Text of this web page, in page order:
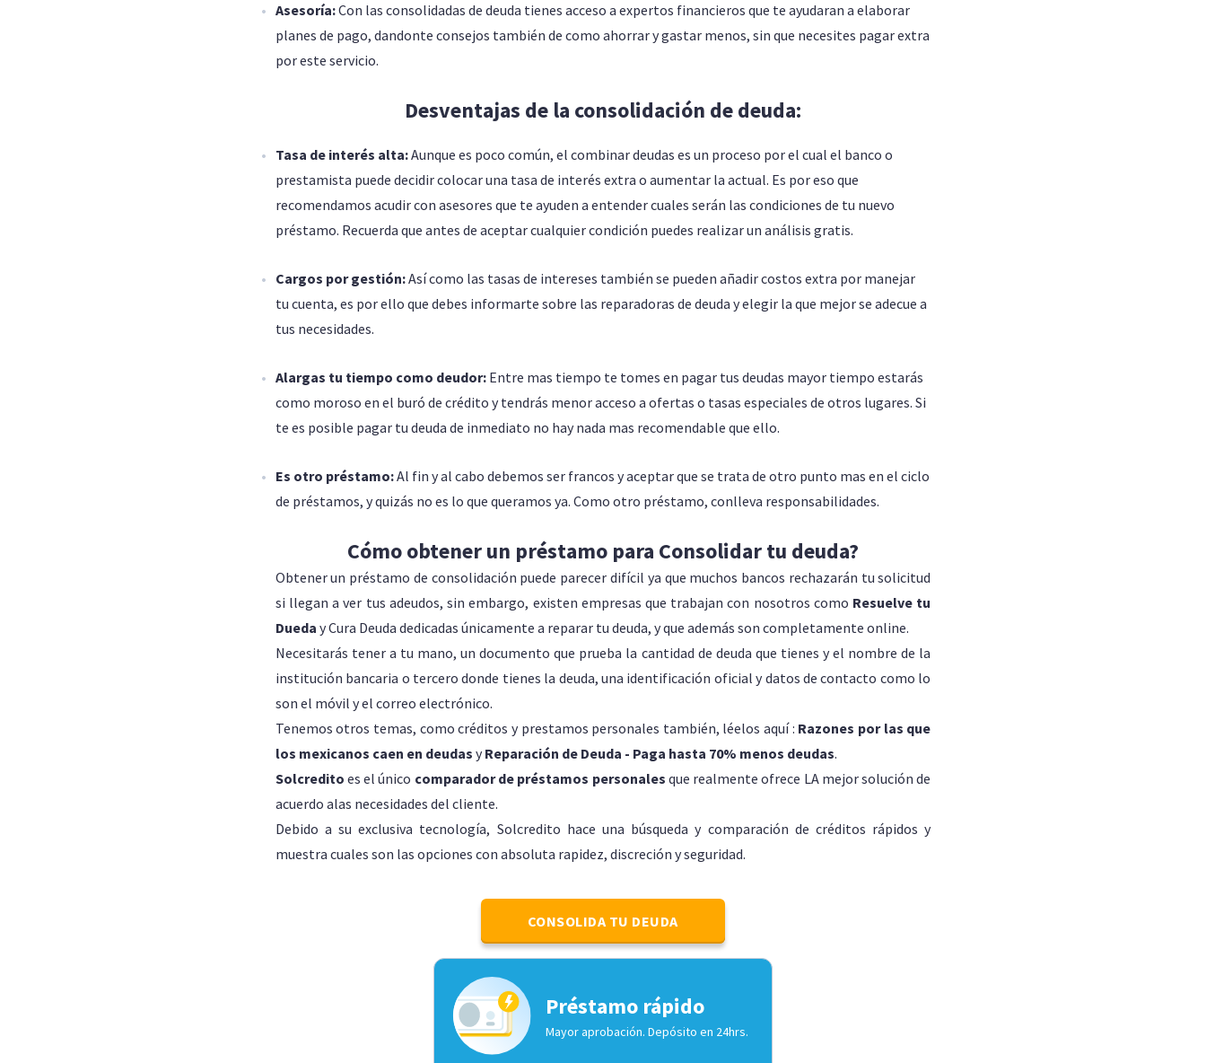
Asesoría:Con las consolidadas de deuda tienes acceso a expertos financieros que te ayudaran a elaborar
planes de pago, dandonte consejos también de como ahorrar y gastar menos, sin que necesites pagar extra
por este servicio.
Desventajas de la consolidación de deuda:
Tasa de interés alta:Aunque es poco común, el combinar deudas es un proceso por el cual el banco o
prestamista puede decidir colocar una tasa de interés extra o aumentar la actual. Es por eso que
recomendamos acudir con asesores que te ayuden a entender cuales serán las condiciones de tu nuevo
préstamo. Recuerda que antes de aceptar cualquier condición puedes realizar un análisis gratis.
Cargos por gestión:Así como las tasas de intereses también se pueden añadir costos extra por manejar
tu cuenta, es por ello que debes informarte sobre las reparadoras de deuda y elegir la que mejor se adecue a
tus necesidades.
Alargas tu tiempo como deudor: Entre mas tiempo te tomes en pagar tus deudas mayor tiempo estarás
como moroso en el buró de crédito y tendrás menor acceso a ofertas o tasas especiales de otros lugares. Si
te es posible pagar tu deuda de inmediato no hay nada mas recomendable que ello.
Es otro préstamo:Al fin y al cabo debemos ser francos y aceptar que se trata de otro punto mas en el ciclo
de préstamos, y quizás no es lo que queramos ya. Como otro préstamo, conlleva responsabilidades.
Cómo obtener un préstamo para Consolidar tu deuda?
Obtener un préstamo de consolidación puede parecer difícil ya que muchos bancos rechazarán tu solicitud
si llegan a ver tus adeudos, sin embargo, existen empresas que trabajan con nosotros como Resuelve tu
Dueda y Cura Deuda dedicadas únicamente a reparar tu deuda, y que además son completamente online.
Necesitarás tener a tu mano, un documento que prueba la cantidad de deuda que tienes y el nombre de la
institución bancaria o tercero donde tienes la deuda, una identificación oficial y datos de contacto como lo
son el móvil y el correo electrónico.
Tenemos otros temas, como créditos y prestamos personales también, léelos aquí : Razones por las que
los mexicanos caen en deudas yReparación de Deuda - Paga hasta 70% menos deudas.
Solcredito es el único comparador de préstamos personales que realmente ofrece LA mejor solución de
acuerdo alas necesidades del cliente.
Debido a su exclusiva tecnología, Solcredito hace una búsqueda y comparación de créditos rápidos y
muestra cuales son las opciones con absoluta rapidez, discreción y seguridad.
CONSOLIDA TU DEUDA
Préstamo rápido
Mayor aprobación. Depósito en 24hrs.